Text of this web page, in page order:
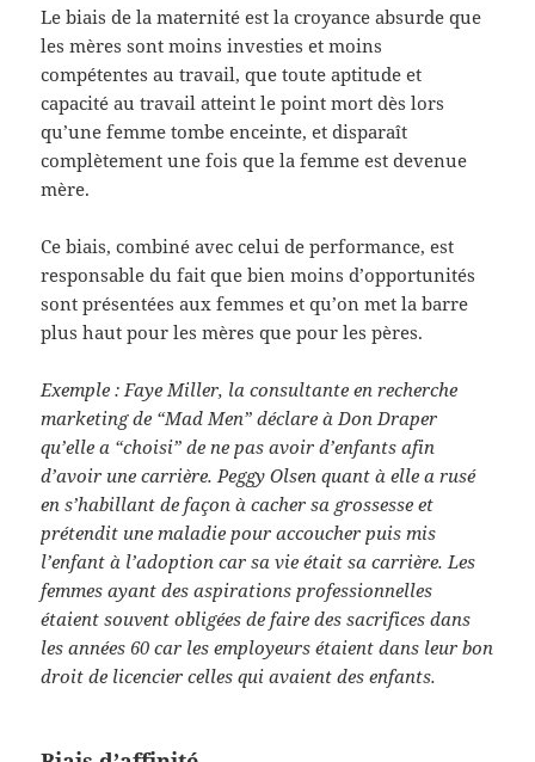
Le biais de la maternité est la croyance absurde que
les mères sont moins investies et moins
compétentes au travail, que toute aptitude et
capacité au travail atteint le point mort dès lors
qu’une femme tombe enceinte, et disparaît
complètement une fois que la femme est devenue
mère.
Ce biais, combiné avec celui de performance, est
responsable du fait que bien moins d’opportunités
sont présentées aux femmes et qu’on met la barre
plus haut pour les mères que pour les pères.
Exemple : Faye Miller, la consultante en recherche
marketing de “Mad Men” déclare à Don Draper
qu’elle a “choisi” de ne pas avoir d’enfants afin
d’avoir une carrière. Peggy Olsen quant à elle a rusé
en s’habillant de façon à cacher sa grossesse et
prétendit une maladie pour accoucher puis mis
l’enfant à l’adoption car sa vie était sa carrière. Les
femmes ayant des aspirations professionnelles
étaient souvent obligées de faire des sacrifices dans
les années 60 car les employeurs étaient dans leur bon
droit de licencier celles qui avaient des enfants.